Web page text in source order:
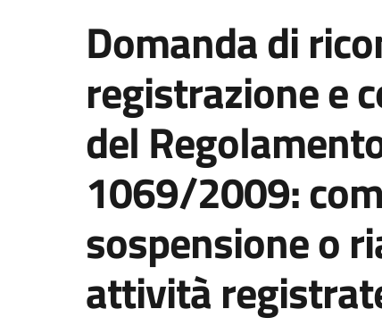
Domanda di
registrazione e
del
1069/2009:
sospensione o
attività